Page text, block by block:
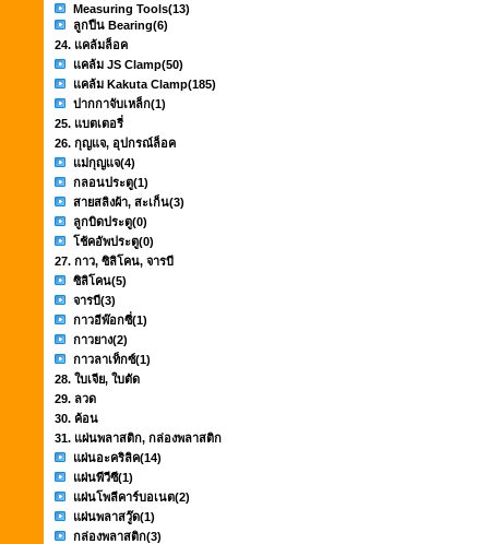
Measuring Tools(13)
ลูกปืน Bearing(6)
24. แคล้มล็อค
แคล้ม JS Clamp(50)
แคล้ม Kakuta Clamp(185)
ปากกาจับเหล็ก(1)
25. แบตเตอรี่
26. กุญแจ, อุปกรณ์ล็อค
แม่กุญแจ(4)
กลอนประตู(1)
สายสลิงผ้า, สะเก็น(3)
ลูกบิดประตู(0)
โช้คอัพประตู(0)
27. กาว, ซิลิโคน, จารบี
ซิลิโคน(5)
จารบี(3)
กาวอีพ๊อกซี่(1)
กาวยาง(2)
กาวลาเท็กซ์(1)
28. ใบเจีย, ใบตัด
29. ลวด
30. ค้อน
31. แผ่นพลาสติก, กล่องพลาสติก
แผ่นอะคริลิค(14)
แผ่นพีวีซี(1)
แผ่นโพลีคาร์บอเนต(2)
แผ่นพลาสวู๊ด(1)
กล่องพลาสติก(3)